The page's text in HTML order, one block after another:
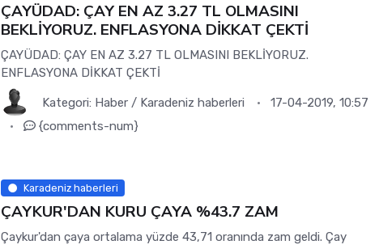
ÇAYÜDAD: ÇAY EN AZ 3.27 TL OLMASINI
BEKLİYORUZ. ENFLASYONA DİKKAT ÇEKTİ
ÇAYÜDAD: ÇAY EN AZ 3.27 TL OLMASINI BEKLİYORUZ.
ENFLASYONA DİKKAT ÇEKTİ
Kategori: Haber / Karadeniz haberleri
17-04-2019, 10:57
{comments-num}
Karadeniz haberleri
ÇAYKUR'DAN KURU ÇAYA %43.7 ZAM
Çaykur'dan çaya ortalama yüzde 43,71 oranında zam geldi. Çay